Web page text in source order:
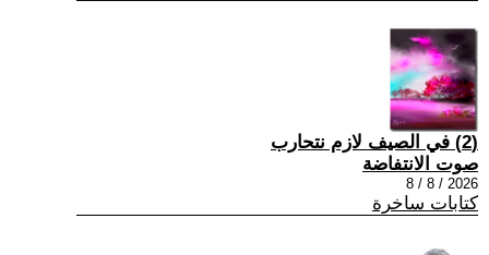
(2) في الصيف لازم نتحارب
صوت الانتفاضة
2026 / 8 / 8
كتابات ساخرة